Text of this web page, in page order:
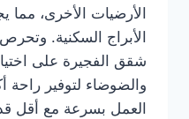
الأرضيات الأخرى،
الأبراج السكنية.
شقق الفجيرة على
والضوضاء لتوفير راحة
العمل بسرعة مع أقل